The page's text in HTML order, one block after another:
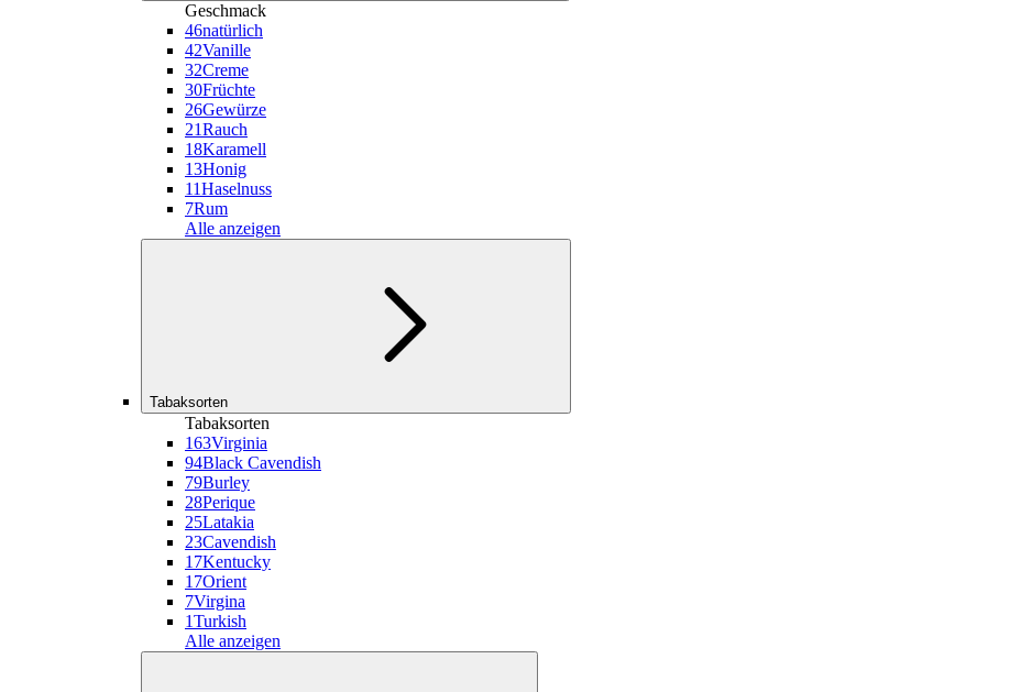
Geschmack
46natürlich
42Vanille
32Creme
30Früchte
26Gewürze
21Rauch
18Karamell
13Honig
11Haselnuss
7Rum
Alle anzeigen
Tabaksorten
Tabaksorten
163Virginia
94Black Cavendish
79Burley
28Perique
25Latakia
23Cavendish
17Kentucky
17Orient
7Virgina
1Turkish
Alle anzeigen